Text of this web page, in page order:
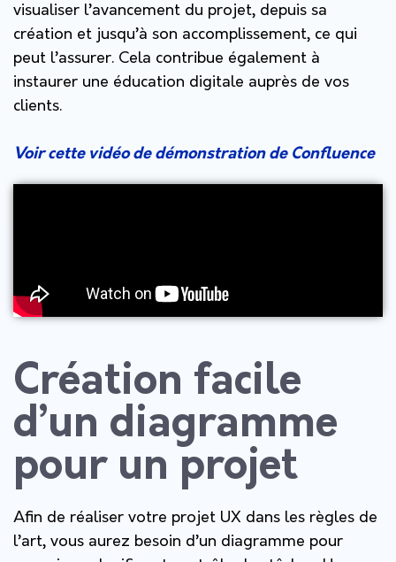
visualiser l’avancement du projet, depuis sa
création et jusqu’à son accomplissement, ce qui
peut l’assurer. Cela contribue également à
instaurer une éducation digitale auprès de vos
clients.
Voir cette vidéo de démonstration de Confluence
Création facile
d’un diagramme
pour un projet
Afin de réaliser votre projet UX dans les règles de
l’art, vous aurez besoin d’un diagramme pour